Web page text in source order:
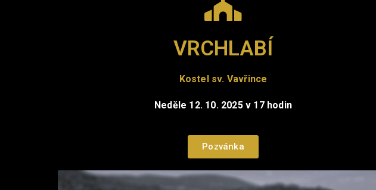
VRCHLABÍ
Kostel sv. Vavřince
Neděle 12. 10. 2025 v 17 hodin
Pozvánka